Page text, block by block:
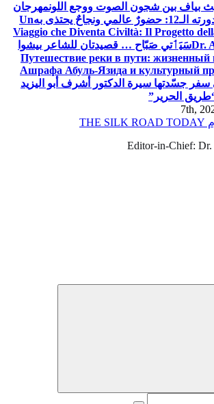
بياف بين شجون الصوت ووجع اللونمهرجان
ونجاحٌ يحتذى به
Un
Viaggio che Diventa Civiltà: Il Progetto
Dr.سَيَٲتي صَبّاح … قصيدتان للشاعر بيشوا
Путешествие реки в пути: жизненный
Ашрафа Абуль-Язида и культурный
جسّدتها سيرة الدكتور أشرف أبو اليزيد
الحرير”
Editor-in-Chief: